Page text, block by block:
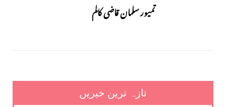
تمیور سلمان قاضی کالم
تازہ ترین خبریں